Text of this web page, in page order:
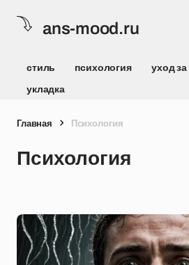
ans-mood.ru
стиль психология уход
укладка
Главная Психология
Психология